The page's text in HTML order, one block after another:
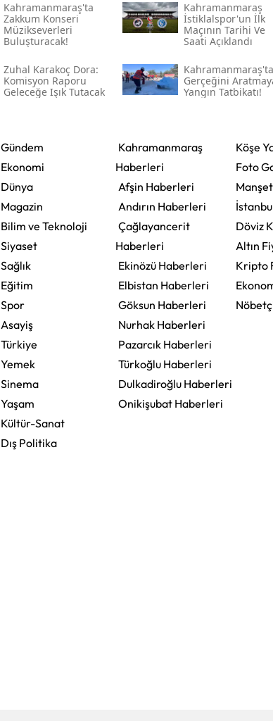
Kahramanmaraş'ta
Zakkum Konseri
Müzikseverleri
Buluşturacak!
Kahramanmaraş
İstiklalspor'un İlk
Maçının Tarihi Ve
Saati Açıklandı
Zuhal Karakoç Dora:
Komisyon Raporu
Geleceğe Işık Tutacak
Kahramanmaraş'ta
Gerçeğini
Yangın Tatbikatı!
Gündem
Ekonomi
Dünya
Magazin
Bilim ve Teknoloji
Siyaset
Sağlık
Eğitim
Spor
Asayiş
Türkiye
Yemek
Sinema
Yaşam
Kültür-Sanat
Dış Politika
Kahramanmaraş
Haberleri
Afşin Haberleri
Andırın Haberleri
Çağlayancerit
Haberleri
Ekinözü Haberleri
Elbistan Haberleri
Göksun Haberleri
Nurhak Haberleri
Pazarcık Haberleri
Türkoğlu Haberleri
Dulkadiroğlu Haberleri
Onikişubat Haberleri
Köşe
Foto
Döviz
Altın
Kripto